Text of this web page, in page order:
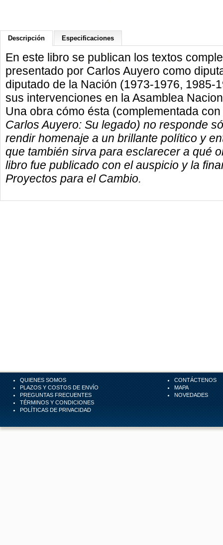
Descripción Especificaciones
En este libro se publican los textos
presentado por Carlos Auyero como
diputado de la Nación (1973-1976, 1985-
sus intervenciones en la Asamblea
Una obra cómo ésta (complementada
Carlos Auyero: Su legado) no responde
rendir homenaje a un brillante político y
que también sirva para esclarecer a qué
libro fue publicado con el auspicio y la
Proyectos para el Cambio.
QUIENES SOMOS
PLAZOS Y COSTOS DE ENVÍO
PREGUNTAS FRECUENTES
TÉRMINOS Y CONDICIONES
POLÍTICAS DE PRIVACIDAD
CONTÁCTENOS
MAPA
NOVEDADES